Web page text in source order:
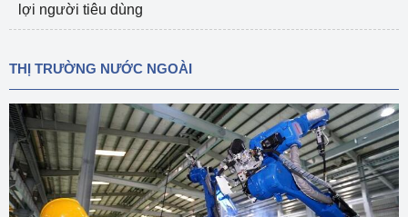
lợi người tiêu dùng
THỊ TRƯỜNG NƯỚC NGOÀI